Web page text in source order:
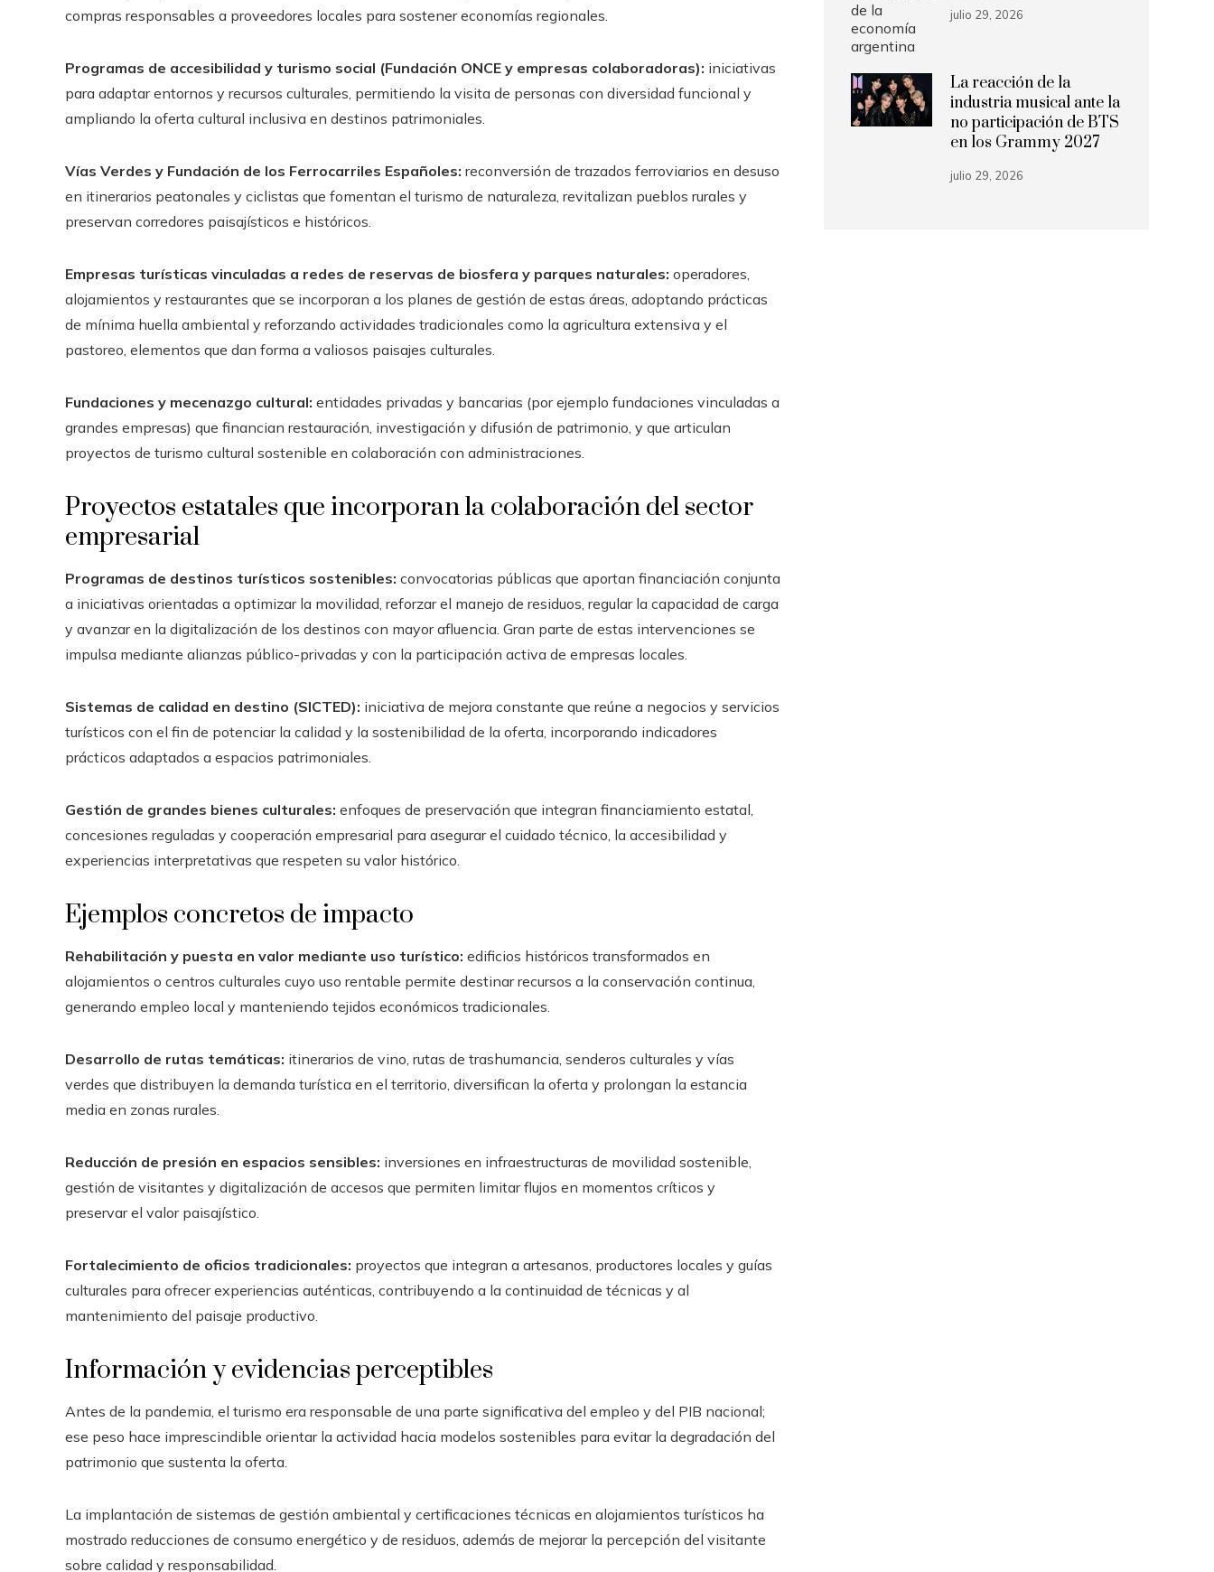
compras responsables a proveedores locales para sostener economías regionales.
Programas de accesibilidad y turismo social (Fundación ONCE y empresas colaboradoras): iniciativas
para adaptar entornos y recursos culturales, permitiendo la visita de personas con diversidad funcional y
ampliando la oferta cultural inclusiva en destinos patrimoniales.
Vías Verdes y Fundación de los Ferrocarriles Españoles: reconversión de trazados ferroviarios en desuso
en itinerarios peatonales y ciclistas que fomentan el turismo de naturaleza, revitalizan pueblos rurales y
preservan corredores paisajísticos e históricos.
Empresas turísticas vinculadas a redes de reservas de biosfera y parques naturales: operadores,
alojamientos y restaurantes que se incorporan a los planes de gestión de estas áreas, adoptando prácticas
de mínima huella ambiental y reforzando actividades tradicionales como la agricultura extensiva y el
pastoreo, elementos que dan forma a valiosos paisajes culturales.
Fundaciones y mecenazgo cultural: entidades privadas y bancarias (por ejemplo fundaciones vinculadas a
grandes empresas) que financian restauración, investigación y difusión de patrimonio, y que articulan
proyectos de turismo cultural sostenible en colaboración con administraciones.
Proyectos estatales que incorporan la colaboración del sector
empresarial
Programas de destinos turísticos sostenibles: convocatorias públicas que aportan financiación conjunta
a iniciativas orientadas a optimizar la movilidad, reforzar el manejo de residuos, regular la capacidad de carga
y avanzar en la digitalización de los destinos con mayor afluencia. Gran parte de estas intervenciones se
impulsa mediante alianzas público-privadas y con la participación activa de empresas locales.
Sistemas de calidad en destino (SICTED): iniciativa de mejora constante que reúne a negocios y servicios
turísticos con el fin de potenciar la calidad y la sostenibilidad de la oferta, incorporando indicadores
prácticos adaptados a espacios patrimoniales.
Gestión de grandes bienes culturales: enfoques de preservación que integran financiamiento estatal,
concesiones reguladas y cooperación empresarial para asegurar el cuidado técnico, la accesibilidad y
experiencias interpretativas que respeten su valor histórico.
Ejemplos concretos de impacto
Rehabilitación y puesta en valor mediante uso turístico: edificios históricos transformados en
alojamientos o centros culturales cuyo uso rentable permite destinar recursos a la conservación continua,
generando empleo local y manteniendo tejidos económicos tradicionales.
Desarrollo de rutas temáticas: itinerarios de vino, rutas de trashumancia, senderos culturales y vías
verdes que distribuyen la demanda turística en el territorio, diversifican la oferta y prolongan la estancia
media en zonas rurales.
Reducción de presión en espacios sensibles: inversiones en infraestructuras de movilidad sostenible,
gestión de visitantes y digitalización de accesos que permiten limitar flujos en momentos críticos y
preservar el valor paisajístico.
Fortalecimiento de oficios tradicionales: proyectos que integran a artesanos, productores locales y guías
culturales para ofrecer experiencias auténticas, contribuyendo a la continuidad de técnicas y al
mantenimiento del paisaje productivo.
Información y evidencias perceptibles
Antes de la pandemia, el turismo era responsable de una parte significativa del empleo y del PIB nacional;
ese peso hace imprescindible orientar la actividad hacia modelos sostenibles para evitar la degradación del
patrimonio que sustenta la oferta.
La implantación de sistemas de gestión ambiental y certificaciones técnicas en alojamientos turísticos ha
mostrado reducciones de consumo energético y de residuos, además de mejorar la percepción del visitante
sobre calidad y responsabilidad.
julio 29, 2026
La reacción de la
industria musical ante la
no participación de BTS
en los Grammy 2027
julio 29, 2026